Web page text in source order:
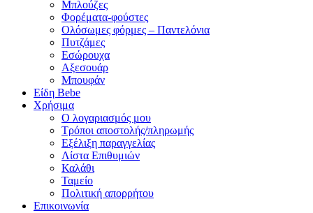
Μπλούζες
Φορέματα-φούστες
Ολόσωμες φόρμες – Παντελόνια
Πυτζάμες
Εσώρουχα
Αξεσουάρ
Μπουφάν
Είδη Bebe
Χρήσιμα
Ο λογαριασμός μου
Τρόποι αποστολής/πληρωμής
Εξέλιξη παραγγελίας
Λίστα Επιθυμιών
Καλάθι
Ταμείο
Πολιτική απορρήτου
Επικοινωνία